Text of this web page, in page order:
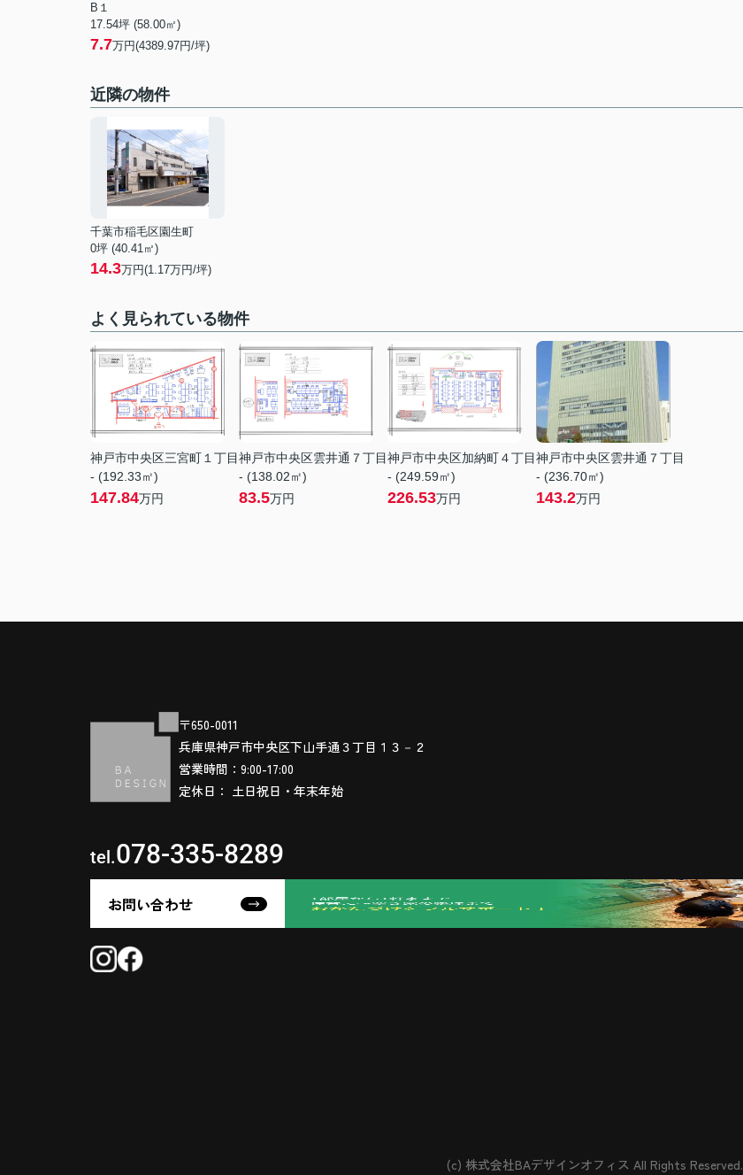
B１
17.54坪 (58.00㎡)
7.7万円(4389.97円/坪)
近隣の物件
千葉市稲毛区園生町
0坪 (40.41㎡)
14.3万円(1.17万円/坪)
よく見られている物件
神戸市中央区三宮町１丁目
- (192.33㎡)
147.84万円
神戸市中央区雲井通７丁目
- (138.02㎡)
83.5万円
神戸市中央区加納町４丁目
- (249.59㎡)
226.53万円
神戸市中央区雲井通７丁目
- (236.70㎡)
143.2万円
〒650-0011
兵庫県神戸市中央区下山手通３丁目１３－２
営業時間：9:00-17:00
定休日： 土日祝日・年末年始
tel.078-335-8289
お問い合わせ
(c) 株式会社BAデザインオフィス All Rights Reserved.